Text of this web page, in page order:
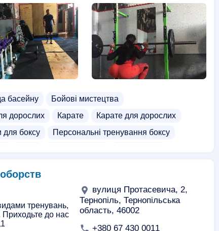
басейну
Бойові мистецтва
дорослих Карате
Карате для дорослих
для боксу
Персональні тренування боксу
тренувань,
до нас
вулиця Протасевича, 2,
Тернопіль, Тернопільська
область, 46002
+380 67 430 0011